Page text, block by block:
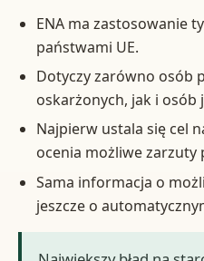
ENA ma zastosowanie
państwami UE.
Dotyczy zarówno osób
oskarżonych, jak i osób
Najpierw ustala się cel
ocenia możliwe zarzuty
Sama informacja o
jeszcze o